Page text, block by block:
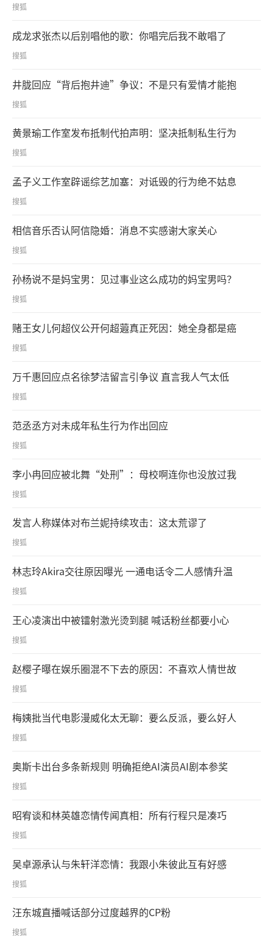
搜狐
成龙求张杰以后别唱他的歌：你唱完后我不敢唱了
搜狐
井胧回应“背后抱井迪”争议：不是只有爱情才能抱
搜狐
黄景瑜工作室发布抵制代拍声明：坚决抵制私生行为
搜狐
孟子义工作室辟谣综艺加塞：对诋毁的行为绝不姑息
搜狐
相信音乐否认阿信隐婚：消息不实感谢大家关心
搜狐
孙杨说不是妈宝男：见过事业这么成功的妈宝男吗？
搜狐
赌王女儿何超仪公开何超蕸真正死因：她全身都是癌
搜狐
万千惠回应点名徐梦洁留言引争议 直言我人气太低
搜狐
范丞丞方对未成年私生行为作出回应
搜狐
李小冉回应被北舞“处刑”：母校啊连你也没放过我
搜狐
发言人称媒体对布兰妮持续攻击：这太荒谬了
搜狐
林志玲Akira交往原因曝光 一通电话令二人感情升温
搜狐
王心凌演出中被镭射激光烫到腿 喊话粉丝都要小心
搜狐
赵樱子曝在娱乐圈混不下去的原因：不喜欢人情世故
搜狐
梅姨批当代电影漫威化太无聊：要么反派，要么好人
搜狐
奥斯卡出台多条新规则 明确拒绝AI演员AI剧本参奖
搜狐
昭宥谈和林英雄恋情传闻真相：所有行程只是凑巧
搜狐
吴卓源承认与朱轩洋恋情：我跟小朱彼此互有好感
搜狐
汪东城直播喊话部分过度越界的CP粉
搜狐